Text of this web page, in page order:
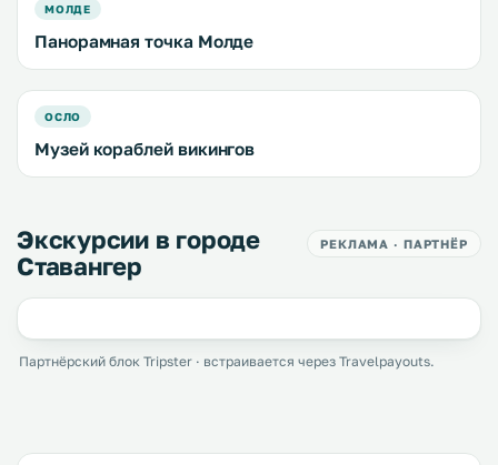
МОЛДЕ
Панорамная точка Молде
ОСЛО
Музей кораблей викингов
Экскурсии в городе
Ставангер
РЕКЛАМА · ПАРТНЁР
Партнёрский блок Tripster · встраивается через Travelpayouts.